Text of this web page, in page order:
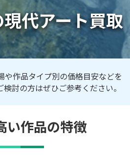
代アート買取
や作品タイプ別の価格目安などを
討の方はぜひご参考ください。
い作品の特徴